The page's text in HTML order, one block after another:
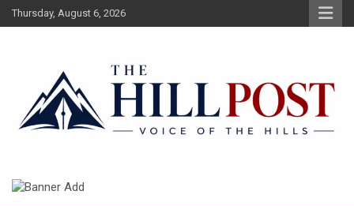
Skip
to
Thursday, August 6, 2026
The Hillpost